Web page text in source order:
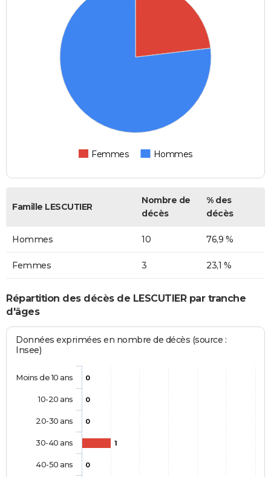
Femmes Hommes
Famille LESCUTIER
Nombre de
décès
% des
décès
Hommes 10 76,9 %
Femmes 3 23,1 %
Répartition des décès de LESCUTIER par tranche
d'âges
Données exprimées en nombre de décès (source :
Insee)
0
0
0
1
0
Moins de 10 ans
10-20 ans
20-30 ans
30-40 ans
40-50 ans